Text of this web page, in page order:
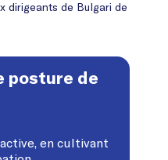
dirigeants de Bulgari de
posture de
, en cultivant